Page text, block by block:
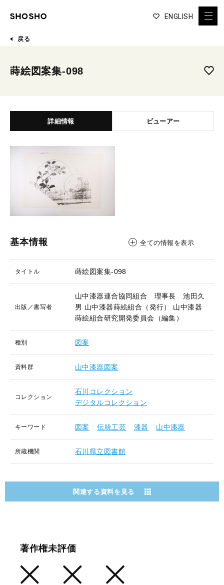
ENGLISH
戻る
蒔絵図案集-098
詳細情報 ビューアー
基本情報 全ての情報を表示
タイトル 蒔絵図案集-098
出版／書写者
山中漆器連合協同組合 理事長 池田久
男 山中漆器蒔絵組合（発行）
山中漆器
蒔絵組合研究開発委員会（編集）
種別 図案
資料群 山中漆器図案
コレクション
石川コレクション
デジタルコレクション
キーワード 図案 伝統工芸 漆器 山中漆器
所蔵機関 石川県立図書館
関連する資料を見る
著作権未評価